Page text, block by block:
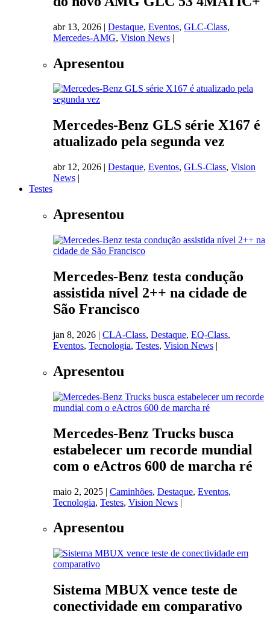
abr 13, 2026 | Destaque, Eventos, GLC-Class,
Mercedes-AMG, Vision News |
Apresentou
Mercedes-Benz GLS série X167 é
atualizado pela segunda vez
abr 12, 2026 | Destaque, Eventos, GLS-Class, Vision
News |
Testes
Apresentou
Mercedes-Benz testa condução
assistida nível 2++ na cidade de
São Francisco
jan 8, 2026 | CLA-Class, Destaque, EQ-Class,
Eventos, Tecnologia, Testes, Vision News |
Apresentou
Mercedes-Benz Trucks busca
estabelecer um recorde mundial
com o eActros 600 de marcha ré
maio 2, 2025 | Caminhões, Destaque, Eventos,
Tecnologia, Testes, Vision News |
Apresentou
Sistema MBUX vence teste de
conectividade em comparativo